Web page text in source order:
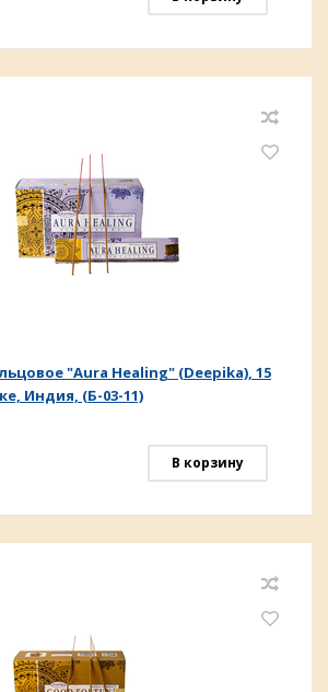
"Aura Healing" (Deepika), 15
Индия, (Б-03-11)
В корзину